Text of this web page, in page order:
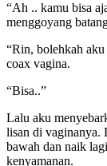
“Ah .. kamu bisa
menggoyang
“Rin, bolehkah
coax vagina.
“Bisa..”
Lalu aku
lisan di vaginanya.
bawah dan naik
kenyamanan.